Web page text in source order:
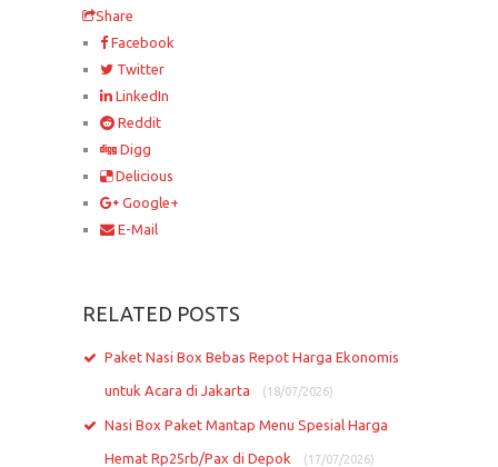
Share
Facebook
Twitter
LinkedIn
Reddit
Digg
Delicious
Google+
E-Mail
RELATED POSTS
Paket Nasi Box Bebas Repot Harga Ekonomis
untuk Acara di Jakarta (18/07/2026)
Nasi Box Paket Mantap Menu Spesial Harga
Hemat Rp25rb/Pax di Depok (17/07/2026)